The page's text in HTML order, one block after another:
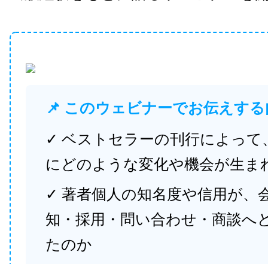
📌 このウェビナーでお伝えす
✓ ベストセラーの刊行によって
にどのような変化や機会が生ま
✓ 著者個人の知名度や信用が、
知・採用・問い合わせ・商談へ
たのか